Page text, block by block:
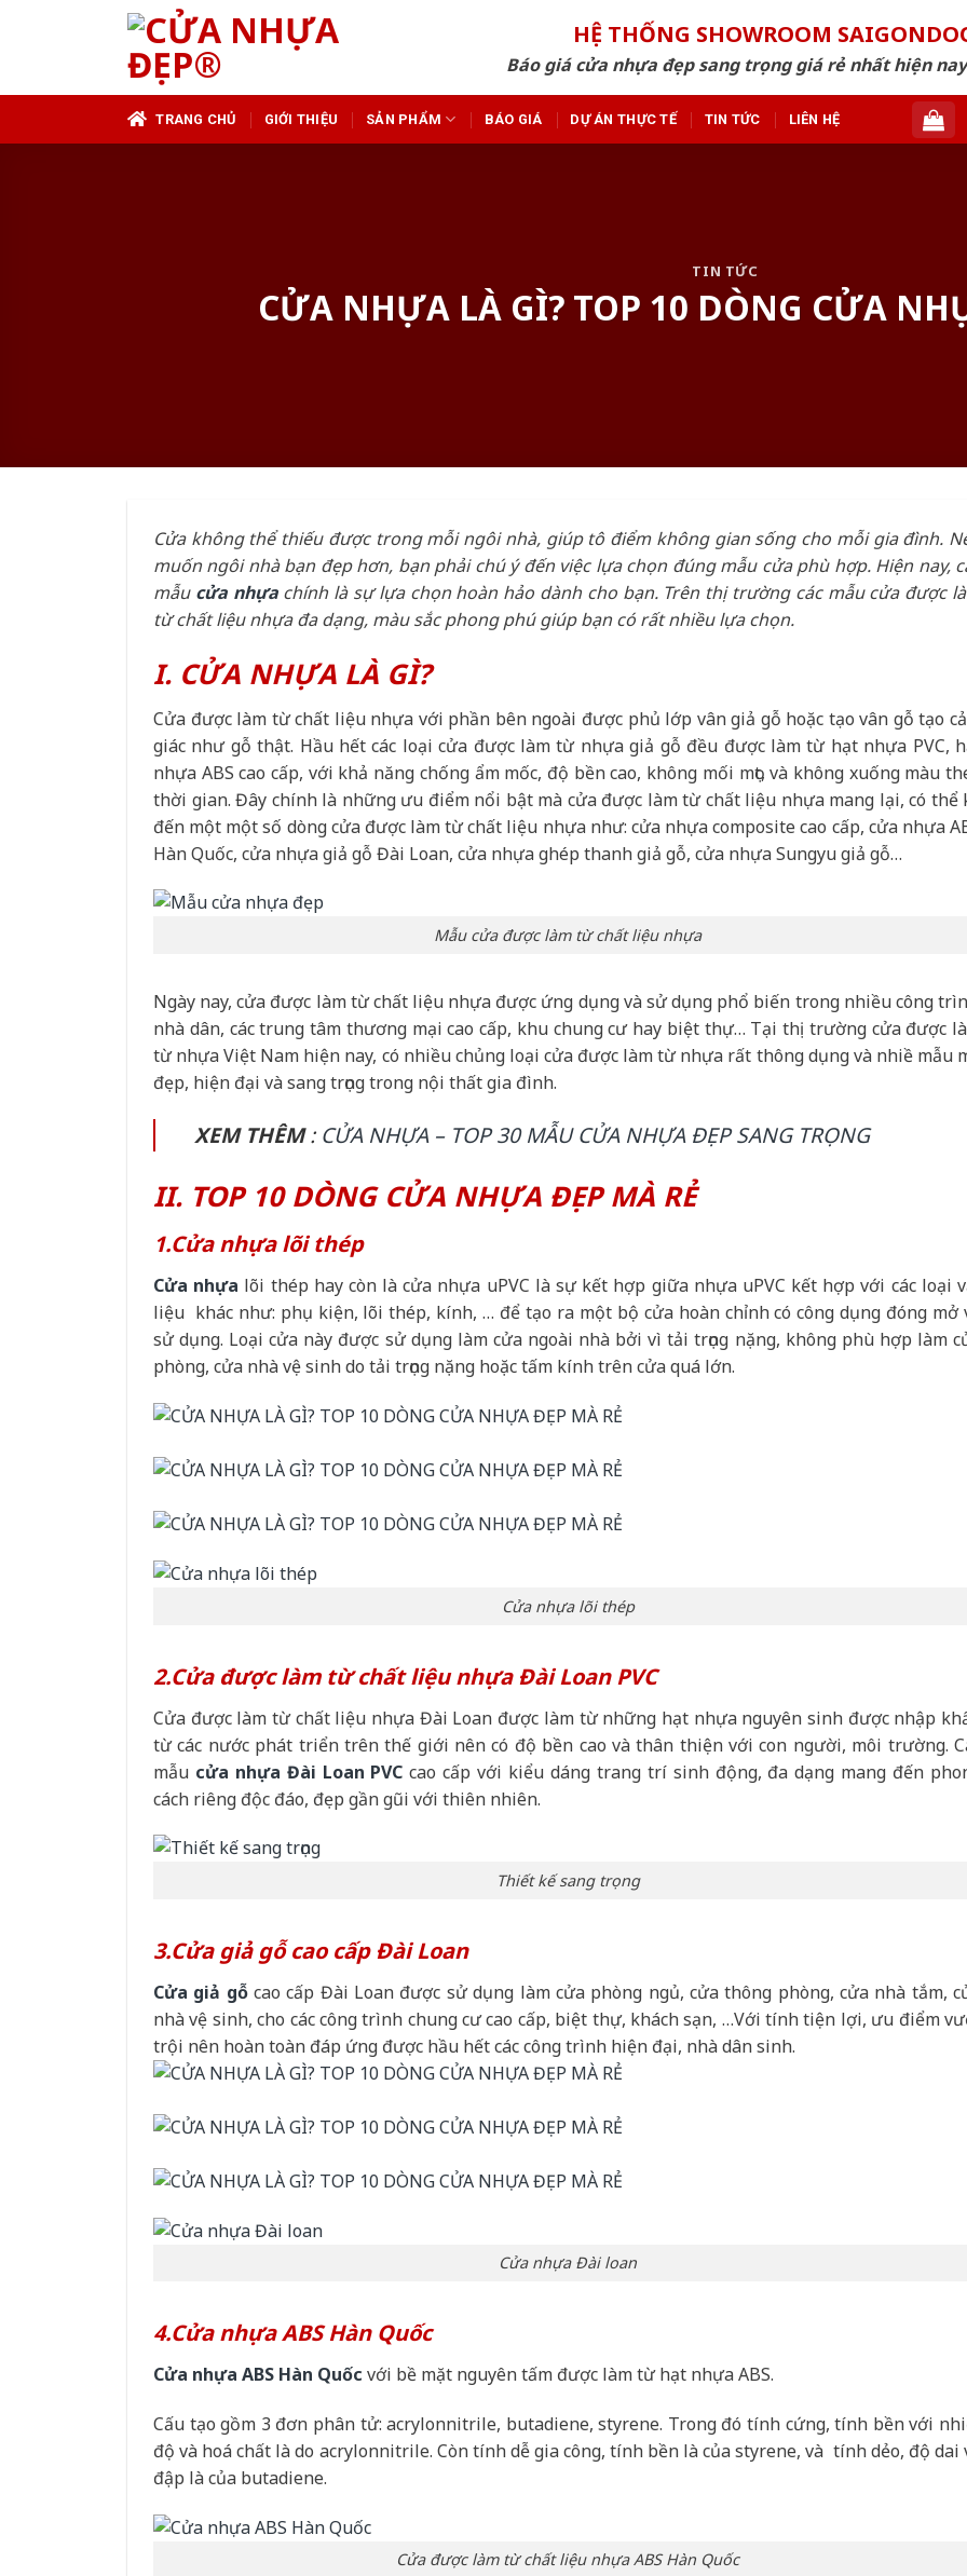
HỆ THỐNG SHOWROOM
Báo giá cửa nhựa đẹp sang trọng giá rẻ nhất hiện nay
TRANG CHỦ GIỚI THIỆU SẢN PHẨM BÁO GIÁ DỰ ÁN THỰC TẾ TIN TỨC LIÊN HỆ
TIN TỨC
CỬA NHỰA LÀ GÌ? TOP 10 DÒNG CỬA
Cửa không thể thiếu được trong mỗi ngôi nhà, giúp tô điểm không gian sống cho mỗi gia đình.
muốn ngôi nhà bạn đẹp hơn, bạn phải chú ý đến việc lựa chọn đúng mẫu cửa phù hợp. Hiện nay,
mẫucửa nhựa chính là sự lựa chọn hoàn hảo dành cho bạn. Trên thị trường các mẫu cửa được
từ chất liệu nhựa đa dạng, màu sắc phong phú giúp bạn có rất nhiều lựa chọn.
I. CỬA NHỰA LÀ GÌ?
Cửa được làm từ chất liệu nhựa với phần bên ngoài được phủ lớp vân giả gỗ hoặc tạo vân gỗ tạo
giác như gỗ thật. Hầu hết các loại cửa được làm từ nhựa giả gỗ đều được làm từ hạt nhựa PVC,
nhựa ABS cao cấp, với khả năng chống ẩm mốc, độ bền cao, không mối mọt, và không xuống màu
thời gian. Đây chính là những ưu điểm nổi bật mà cửa được làm từ chất liệu nhựa mang lại, có thể
đến một một số dòng cửa được làm từ chất liệu nhựa như: cửa nhựa composite cao cấp, cửa nhựa
Hàn Quốc, cửa nhựa giả gỗ Đài Loan, cửa nhựa ghép thanh giả gỗ, cửa nhựa Sungyu giả gỗ…
Mẫu cửa được làm từ chất liệu nhựa
Ngày nay, cửa được làm từ chất liệu nhựa được ứng dụng và sử dụng phổ biến trong nhiều công
nhà dân, các trung tâm thương mại cao cấp, khu chung cư hay biệt thự… Tại thị trường cửa được
từ nhựa Việt Nam hiện nay, có nhiều chủng loại cửa được làm từ nhựa rất thông dụng và nhiề mẫu
đẹp, hiện đại và sang trọng trong nội thất gia đình.
XEM THÊM: CỬA NHỰA – TOP 30 MẪU CỬA NHỰA ĐẸP SANG TRỌNG
II. TOP 10 DÒNG CỬA NHỰA ĐẸP MÀ RẺ
1.Cửa nhựa lõi thép
Cửa nhựa lõi thép hay còn là cửa nhựa uPVC là sự kết hợp giữa nhựa uPVC kết hợp với các loại
liệu khác như: phụ kiện, lõi thép, kính, … để tạo ra một bộ cửa hoàn chỉnh có công dụng đóng mở
sử dụng. Loại cửa này được sử dụng làm cửa ngoài nhà bởi vì tải trọng nặng, không phù hợp làm
phòng, cửa nhà vệ sinh do tải trọng nặng hoặc tấm kính trên cửa quá lớn.
Cửa nhựa lõi thép
2.Cửa được làm từ chất liệu nhựa Đài Loan PVC
Cửa được làm từ chất liệu nhựa Đài Loan được làm từ những hạt nhựa nguyên sinh được nhập
từ các nước phát triển trên thế giới nên có độ bền cao và thân thiện với con người, môi trường.
mẫu cửa nhựa Đài Loan PVC cao cấp với kiểu dáng trang trí sinh động, đa dạng mang đến
cách riêng độc đáo, đẹp gần gũi với thiên nhiên.
Thiết kế sang trọng
3.Cửa giả gỗ cao cấp Đài Loan
Cửa giả gỗcao cấp Đài Loan được sử dụng làm cửa phòng ngủ, cửa thông phòng, cửa nhà tắm,
nhà vệ sinh, cho các công trình chung cư cao cấp, biệt thự, khách sạn, …Với tính tiện lợi, ưu điểm
trội nên hoàn toàn đáp ứng được hầu hết các công trình hiện đại, nhà dân sinh.
Cửa nhựa Đài loan
4.Cửa nhựa ABS Hàn Quốc
Cửa nhựa ABS Hàn Quốc với bề mặt nguyên tấm được làm từ hạt nhựa ABS.
Cấu tạo gồm 3 đơn phân tử: acrylonnitrile, butadiene, styrene. Trong đó tính cứng, tính bền với
độ và hoá chất là do acrylonnitrile. Còn tính dễ gia công, tính bền là của styrene, và tính dẻo, độ dai
đập là của butadiene.
Cửa được làm từ chất liệu nhựa ABS Hàn Quốc